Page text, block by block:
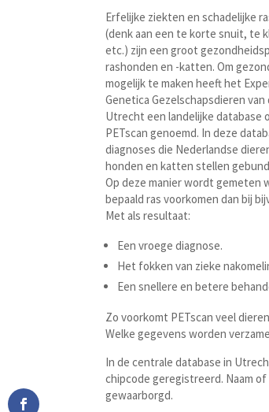
Erfelijke ziekten en schadelijke
(denk aan een te korte snuit, te
etc.) zijn een groot
rashonden en -katten. Om
mogelijk te maken heeft het
Genetica Gezelschapsdieren van
Utrecht een landelijke database
PETscan genoemd. In deze
diagnoses die Nederlandse
honden en katten stellen
Op deze manier wordt gemeten
bepaald ras voorkomen dan bij
Met als resultaat:
Een vroege diagnose.
Het fokken van zieke
Een snellere en betere
Zo voorkomt PETscan veel
Welke gegevens worden
In de centrale database in
chipcode geregistreerd. Naam
gewaarborgd.